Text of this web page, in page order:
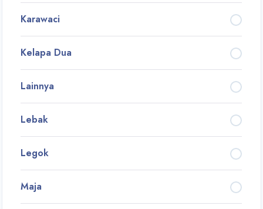
Karawaci
Kelapa Dua
Lainnya
Lebak
Legok
Maja